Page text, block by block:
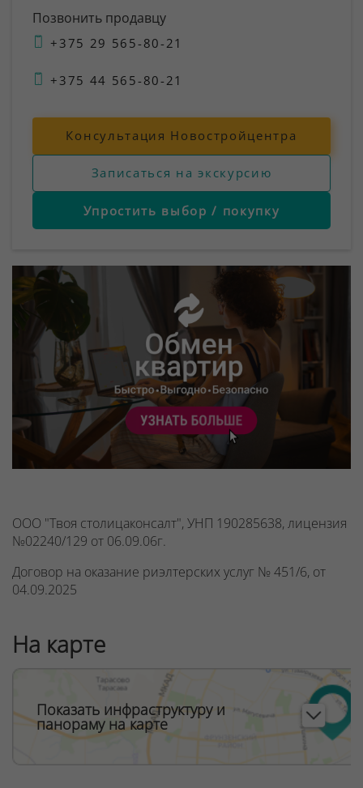
Позвонить продавцу
+375 29 565-80-21
+375 44 565-80-21
Консультация Новостройцентра
Записаться на экскурсию
Упростить выбор / покупку
ООО "Твоя столицаконсалт", УНП 190285638, лицензия
№02240/129 от 06.09.06г.
Договор на оказание риэлтерских услуг № 451/6, от
04.09.2025
На карте
Показать инфраструктуру и
панораму на карте